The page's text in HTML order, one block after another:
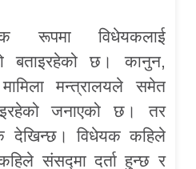
रूपमा विधेयकलाई
बताइरहेको छ। कानुन,
मन्त्रालयले समेत
जनाएको छ। तर
देखिन्छ। विधेयक कहिले
संसद्मा दर्ता हुन्छ र